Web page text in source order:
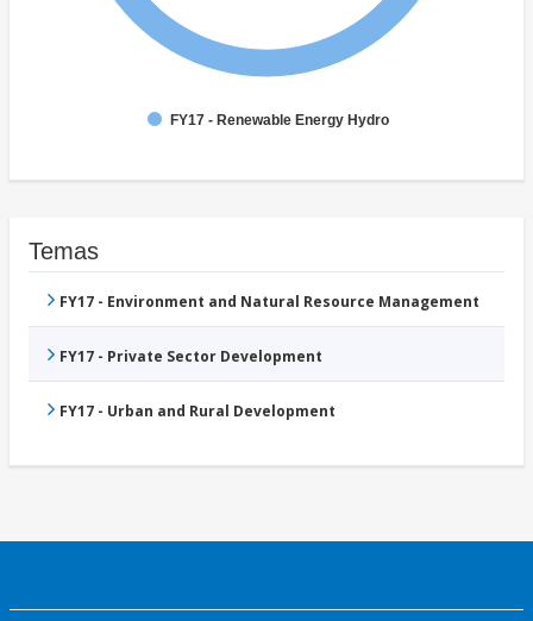
FY17 - Renewable Energy Hydro
Temas
FY17 - Environment and Natural Resource Management
FY17 - Private Sector Development
FY17 - Urban and Rural Development